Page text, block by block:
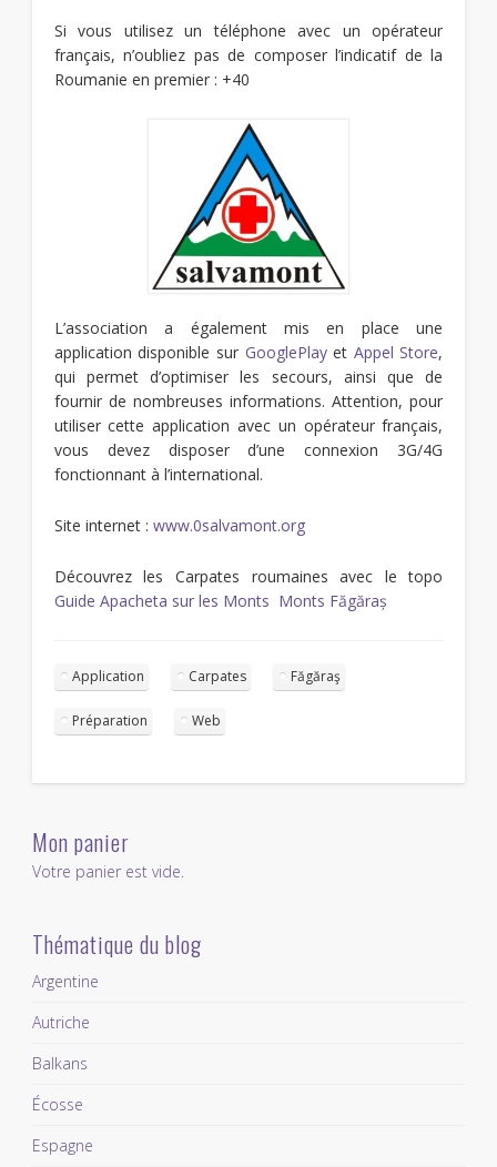
Si vous utilisez un téléphone avec un opérateur
français, n’oubliez pas de composer l’indicatif de la
Roumanie en premier : +40
L’association a également mis en place une
application disponible sur GooglePlayet Appel Store,
qui permet d’optimiser les secours, ainsi que de
fournir de nombreuses informations. Attention, pour
utiliser cette application avec un opérateur français,
vous devez disposer d’une connexion 3G/4G
fonctionnant à l’international.
Site internet : www.0salvamont.org
Découvrez les Carpates roumaines avec le topo
Guide Apacheta sur les Monts Monts Făgăraș
Application Carpates Făgăraş
Préparation Web
Mon panier
Votre panier est vide.
Thématique du blog
Argentine
Autriche
Balkans
Écosse
Espagne